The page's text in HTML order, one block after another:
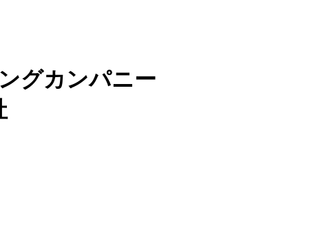
グカンパニー